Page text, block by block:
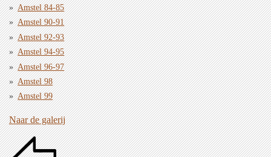
Amstel 84-85
Amstel 90-91
Amstel 92-93
Amstel 94-95
Amstel 96-97
Amstel 98
Amstel 99
Naar de galerij